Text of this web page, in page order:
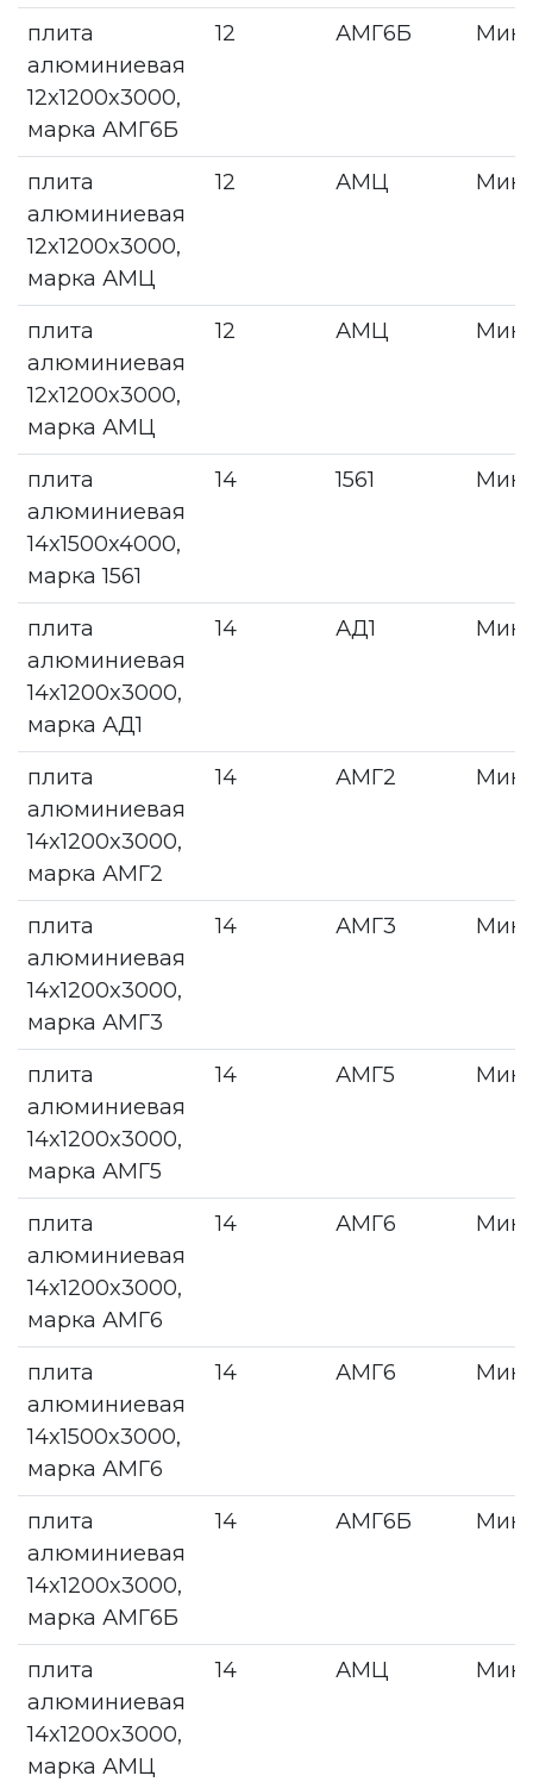
плита
алюминиевая
12x1200x3000,
марка АМГ6Б
12 АМГ6Б
плита
алюминиевая
12x1200x3000,
марка АМЦ
12 АМЦ
плита
алюминиевая
12x1200x3000,
марка АМЦ
12 АМЦ
плита
алюминиевая
14x1500x4000,
марка 1561
14 1561
плита
алюминиевая
14x1200x3000,
марка АД1
14 АД1
плита
алюминиевая
14x1200x3000,
марка АМГ2
14 АМГ2
плита
алюминиевая
14x1200x3000,
марка АМГ3
14 АМГ3
плита
алюминиевая
14x1200x3000,
марка АМГ5
14 АМГ5
плита
алюминиевая
14x1200x3000,
марка АМГ6
14 АМГ6
плита
алюминиевая
14x1500x3000,
марка АМГ6
14 АМГ6
плита
алюминиевая
14x1200x3000,
марка АМГ6Б
14 АМГ6Б
плита
алюминиевая
14x1200x3000,
марка АМЦ
14 АМЦ